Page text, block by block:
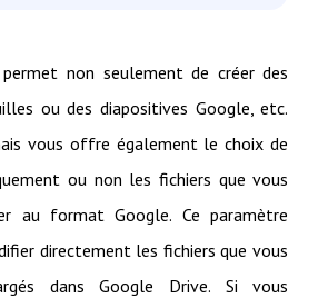
non seulement de créer des
ou des diapositives Google, etc.
vous offre également le choix de
ou non les fichiers que vous
au format Google. Ce paramètre
directement les fichiers que vous
dans Google Drive. Si vous